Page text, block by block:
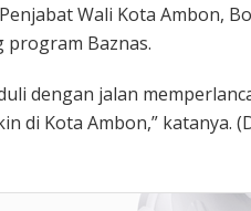
Wali Kota Ambon,
program Baznas.
dengan jalan
di Kota Ambon,” katanya.